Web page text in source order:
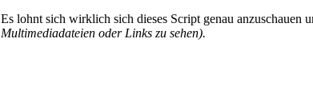
Es lohnt sich wirklich sich dieses Script genau anzuschauen
Multimediadateien oder Links zu sehen).